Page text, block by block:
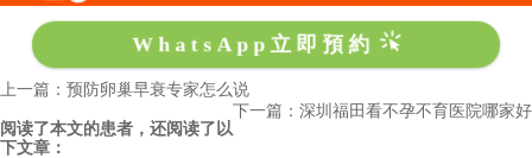
WhatsApp立即預約
上一篇：预防卵巢早衰专家怎么说
下一篇：深圳福田看不孕不育医院哪家好
阅读了本文的患者，还阅读了以
下文章：